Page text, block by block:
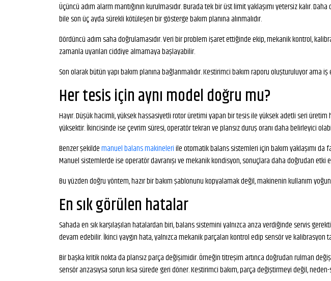
Üçüncü adım alarm mantığının kurulmasıdır. Burada tek bir üst limit yaklaşımı yetersiz kalır.
bile son üç ayda sürekli kötüleşen bir gösterge bakım planına alınmalıdır.
Dördüncü adım saha doğrulamasıdır. Veri bir problem işaret ettiğinde ekip, mekanik kontrol,
zamanla uyarıları ciddiye almamaya başlayabilir.
Son olarak bütün yapı bakım planına bağlanmalıdır. Kestirimci bakım raporu oluşturuluyor
Her tesis için aynı model doğru mu?
Hayır. Düşük hacimli, yüksek hassasiyetli rotor üretimi yapan bir tesis ile yüksek adetli seri
yüksektir. İkincisinde ise çevrim süresi, operatör tekrarı ve plansız duruş oranı daha belirleyici
Benzer şekildemanuel balans makineleriile otomatik balans sistemleri için bakım yaklaşımı da
Manuel sistemlerde ise operatör davranışı ve mekanik kondisyon, sonuçlara daha doğrudan etki
Bu yüzden doğru yöntem, hazır bir bakım şablonunu kopyalamak değil, makinenin kullanım
En sık görülen hatalar
Sahada en sık karşılaşılan hatalardan biri, balans sistemini yalnızca arıza verdiğinde servis
devam edebilir. İkinci yaygın hata, yalnızca mekanik parçaları kontrol edip sensör ve
Bir başka kritik nokta da plansız parça değişimidir. Örneğin titreşim artınca doğrudan rulman
sensör arızasıysa sorun kısa sürede geri döner. Kestirimci bakım, parça değiştirmeyi değil,